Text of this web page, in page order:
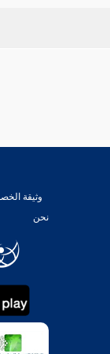
الصحابة
وأبو موسى الحكمي.
وثيقة
نحن